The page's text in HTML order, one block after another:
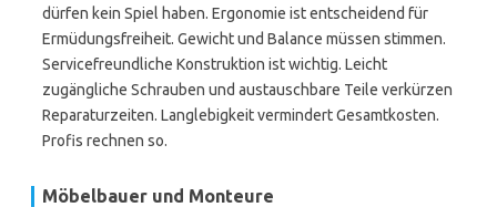
dürfen kein Spiel haben. Ergonomie ist entscheidend für
Ermüdungsfreiheit. Gewicht und Balance müssen stimmen.
Servicefreundliche Konstruktion ist wichtig. Leicht
zugängliche Schrauben und austauschbare Teile verkürzen
Reparaturzeiten. Langlebigkeit vermindert Gesamtkosten.
Profis rechnen so.
Möbelbauer und Monteure